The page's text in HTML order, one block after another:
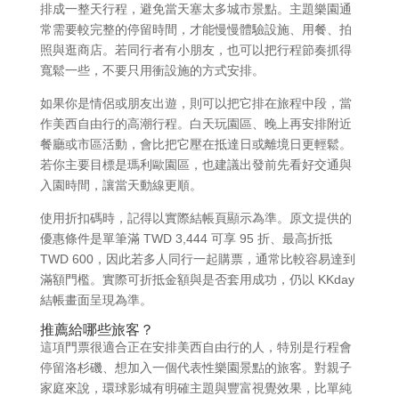
排成一整天行程，避免當天塞太多城市景點。主題樂園通
常需要較完整的停留時間，才能慢慢體驗設施、用餐、拍
照與逛商店。若同行者有小朋友，也可以把行程節奏抓得
寬鬆一些，不要只用衝設施的方式安排。
如果你是情侶或朋友出遊，則可以把它排在旅程中段，當
作美西自由行的高潮行程。白天玩園區、晚上再安排附近
餐廳或市區活動，會比把它壓在抵達日或離境日更輕鬆。
若你主要目標是瑪利歐園區，也建議出發前先看好交通與
入園時間，讓當天動線更順。
使用折扣碼時，記得以實際結帳頁顯示為準。原文提供的
優惠條件是單筆滿 TWD 3,444 可享 95 折、最高折抵
TWD 600，因此若多人同行一起購票，通常比較容易達到
滿額門檻。實際可折抵金額與是否套用成功，仍以 KKday
結帳畫面呈現為準。
推薦給哪些旅客？
這項門票很適合正在安排美西自由行的人，特別是行程會
停留洛杉磯、想加入一個代表性樂園景點的旅客。對親子
家庭來說，環球影城有明確主題與豐富視覺效果，比單純